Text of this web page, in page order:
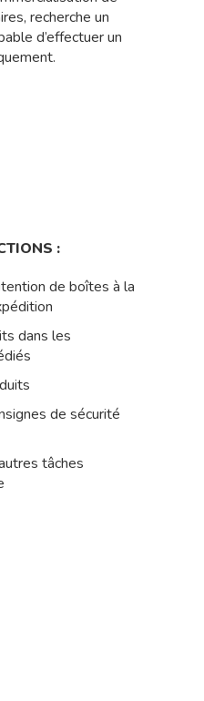
recherche un
d’effectuer un
:
de boîtes à la
dans les
de sécurité
tâches